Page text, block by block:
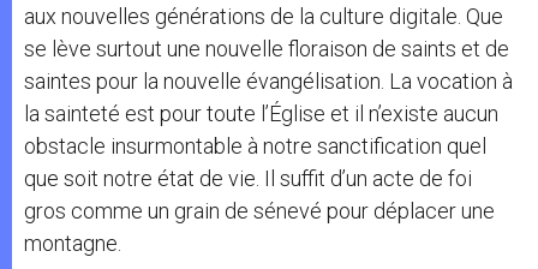
aux nouvelles générations de la culture digitale. Que
se lève surtout une nouvelle floraison de saints et de
saintes pour la nouvelle évangélisation. La vocation à
la sainteté est pour toute l’Église et il n’existe aucun
obstacle insurmontable à notre sanctification quel
que soit notre état de vie. Il suffit d’un acte de foi
gros comme un grain de sénevé pour déplacer une
montagne.